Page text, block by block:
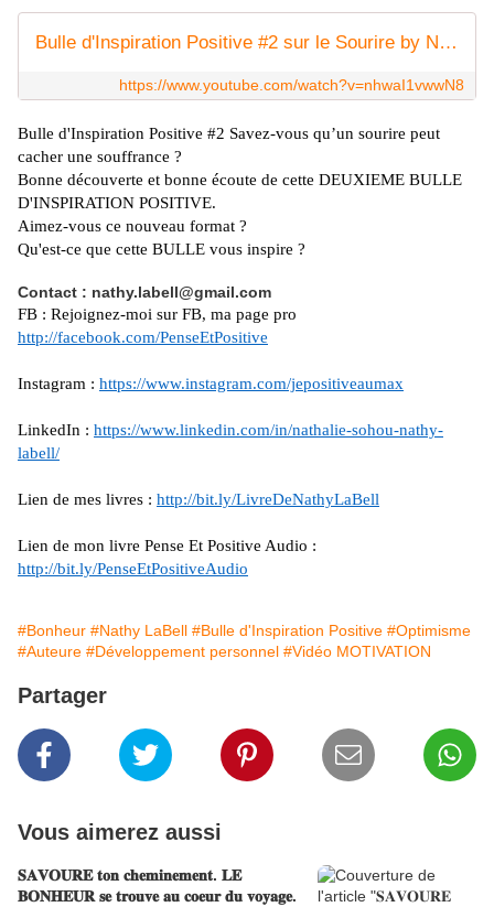
Bulle d'Inspiration Positive #2 sur le Sourire by Nathy LaBell
https://www.youtube.com/watch?v=nhwaI1vwwN8
Bulle d'Inspiration Positive #2 Savez-vous qu’un sourire peut
cacher une souffrance ?
Bonne découverte et bonne écoute de cette DEUXIEME BULLE
D'INSPIRATION POSITIVE.
Aimez-vous ce nouveau format ?
Qu'est-ce que cette BULLE vous inspire ?
Contact : nathy.labell@gmail.com
FB : Rejoignez-moi sur FB, ma page pro
http://facebook.com/PenseEtPositive
Instagram : https://www.instagram.com/jepositiveaumax
LinkedIn : https://www.linkedin.com/in/nathalie-sohou-nathy-
labell/
Lien de mes livres : http://bit.ly/LivreDeNathyLaBell
Lien de mon livre Pense Et Positive Audio :
http://bit.ly/PenseEtPositiveAudio
#Bonheur #Nathy LaBell #Bulle d'Inspiration Positive #Optimisme
#Auteure #Développement personnel #Vidéo MOTIVATION
Partager
Vous aimerez aussi
𝐒𝐀𝐕𝐎𝐔𝐑𝐄 𝐭𝐨𝐧 𝐜𝐡𝐞𝐦𝐢𝐧𝐞𝐦𝐞𝐧𝐭. 𝐋𝐄
𝐁𝐎𝐍𝐇𝐄𝐔𝐑 𝐬𝐞 𝐭𝐫𝐨𝐮𝐯𝐞 𝐚𝐮 𝐜𝐨𝐞𝐮𝐫 𝐝𝐮 𝐯𝐨𝐲𝐚𝐠𝐞.